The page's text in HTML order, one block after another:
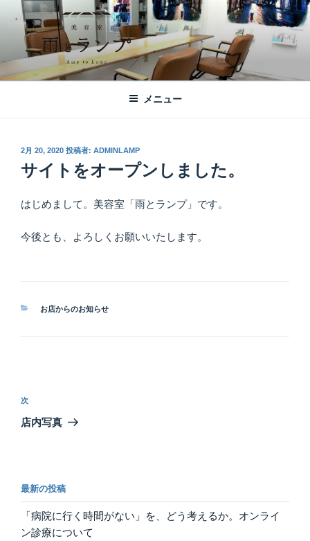
ツ
美容室 雨とランプ – AME TO LAMP -
｜札幌琴似の美容室
札幌市西区琴似の【美容室 雨とランプ】のHPです。「本」と「髪質改
メニュー
投
稿
日:
2月 20, 2020 投稿者: ADMINLAMP
サイトをオープンしました。
はじめまして。美容室「雨とランプ」です。
今後とも、よろしくお願いいたします。
カ
お店からのお知らせ
稿
ナ
シ
ョ
ン
次
の
次
店内写真
最新の投稿
「病院に行く時間がない」を、どう考えるか。オンライ
ン診療について